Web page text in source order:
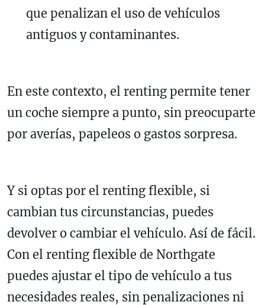
que penalizan el uso de vehículos
antiguos y contaminantes.
En este contexto, el renting permite tener
un coche siempre a punto, sin preocuparte
por averías, papeleos o gastos sorpresa.
Y si optas por el renting flexible, si
cambian tus circunstancias, puedes
devolver o cambiar el vehículo. Así de fácil.
Con el renting flexible de Northgate
puedes ajustar el tipo de vehículo a tus
necesidades reales, sin penalizaciones ni